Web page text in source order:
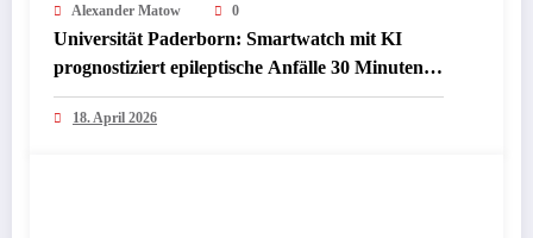
Alexander Matow 0
Universität Paderborn: Smartwatch mit KI
prognostiziert epileptische Anfälle 30 Minuten
im Voraus – Revolution für Arbeitsschutz und
Wirtschaft
18. April 2026